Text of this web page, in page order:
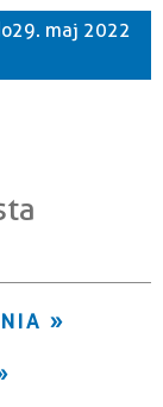
29. maj 2022